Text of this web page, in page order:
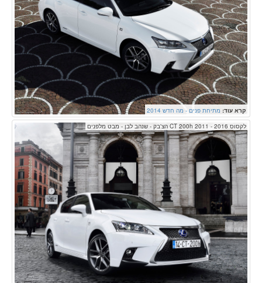
קרא עוד: מתיחת פנים - מה חדש 2014
לקסוס CT 200h 2011 - 2016 הצ'בק - שנהב לבן - מבט מלפנים